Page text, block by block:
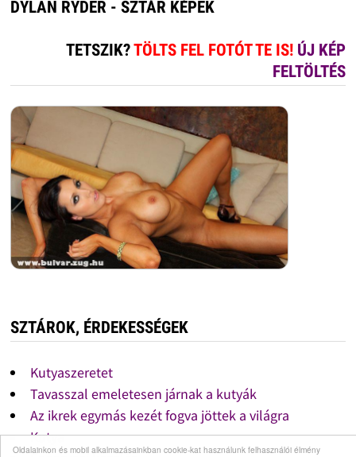
Oldalainkon és mobil alkalmazásainkban cookie-kat használunk felhasználói élmény
DYLAN RYDER - SZTÁR KÉPEK
TETSZIK?TÖLTS FEL FOTÓT TE IS! ÚJ KÉP
FELTÖLTÉS
SZTÁROK, ÉRDEKESSÉGEK
Kutyaszeretet
Tavasszal emeletesen járnak a kutyák
Az ikrek egymás kezét fogva jöttek a világra
Kutya